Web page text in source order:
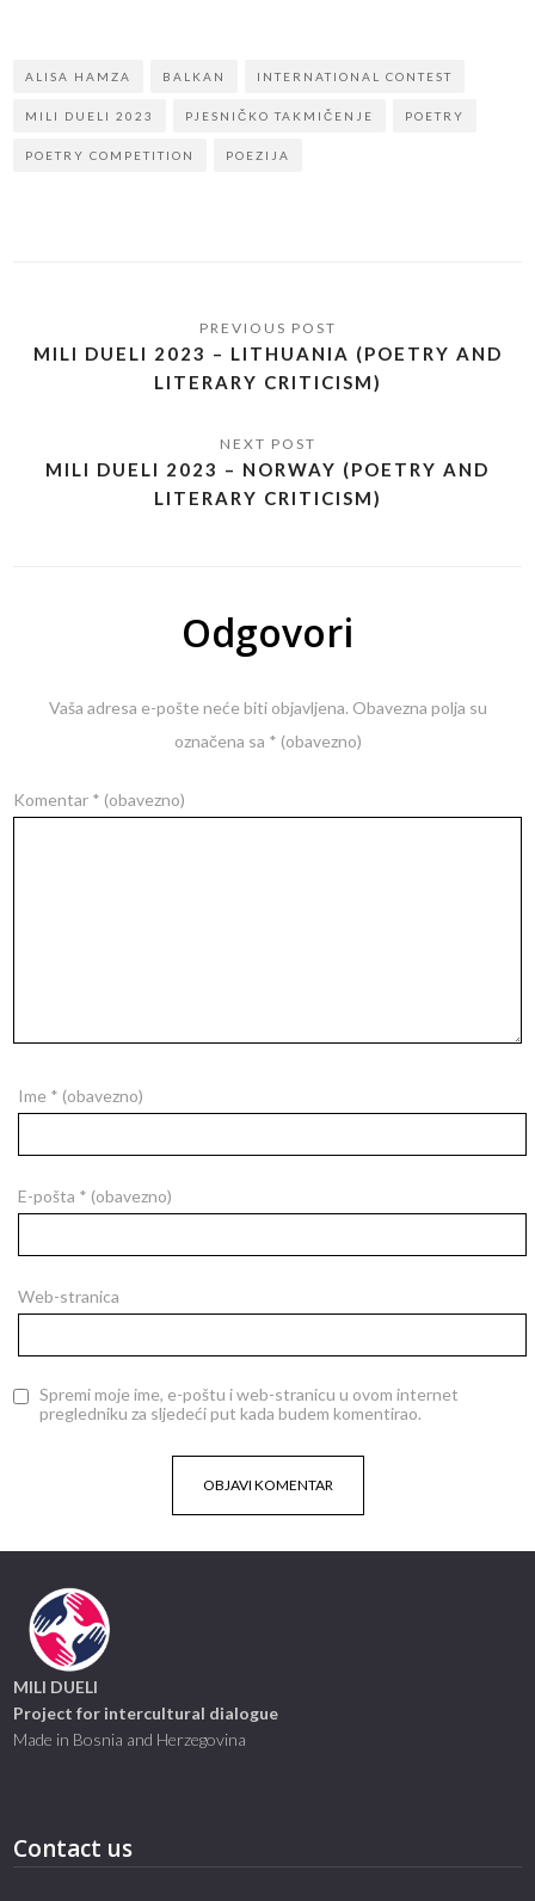
ALISA HAMZA BALKAN INTERNATIONAL CONTEST
MILI DUELI 2023 PJESNIČKO TAKMIČENJE POETRY
POETRY COMPETITION POEZIJA
MILI DUELI 2023 – LITHUANIA (POETRY AND
LITERARY CRITICISM)
MILI DUELI 2023 – NORWAY (POETRY AND
LITERARY CRITICISM)
Odgovori
Vaša adresa e-pošte neće biti objavljena. Obavezna polja su
označena sa * (obavezno)
Komentar * (obavezno)
Ime * (obavezno)
E-pošta * (obavezno)
Web-stranica
Spremi moje ime, e-poštu i web-stranicu u ovom internet
pregledniku za sljedeći put kada budem komentirao.
MILI DUELI
Project for intercultural dialogue
Made in Bosnia and Herzegovina
Contact us